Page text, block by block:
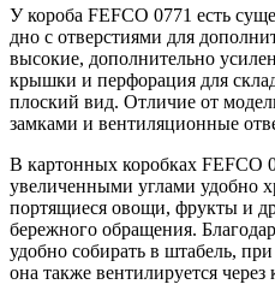
У короба FEFCO 0771 есть
дно с отверстиями для
высокие, дополнительно
крышки и перфорация для
плоский вид. Отличие от
замками и вентиляционные
В картонных коробках FEFCO
увеличенными углами удобно
портящиеся овощи, фрукты и
бережного обращения.
удобно собирать в штабель,
она также вентилируется через